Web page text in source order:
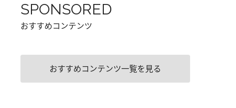
SPONSORED
おすすめコンテンツ
おすすめコンテンツ一覧を見る